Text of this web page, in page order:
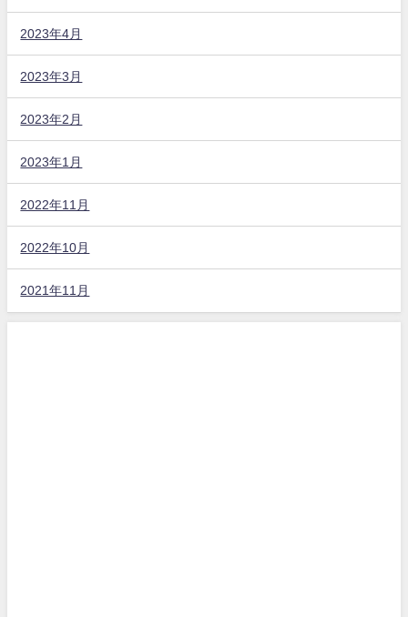
2023年4月
2023年3月
2023年2月
2023年1月
2022年11月
2022年10月
2021年11月